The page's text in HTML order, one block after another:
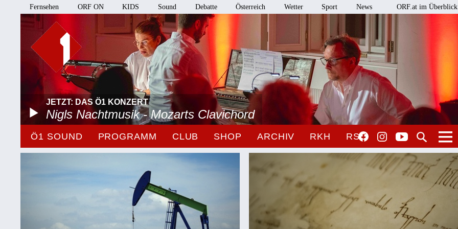
Fernsehen ORF ON KIDS Sound Debatte Österreich Wetter Sport News ORF.at im Überblick
JETZT: DAS Ö1 KONZERT
Nigls Nachtmusik - Mozarts Clavichord
Ö1 SOUND PROGRAMM CLUB SHOP ARCHIV RKH RSO